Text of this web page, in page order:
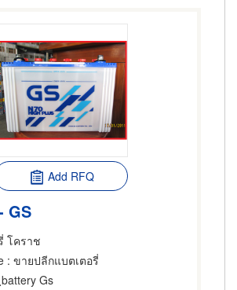
Add RFQ
GS
โคราช
: ขายปลีกแบตเตอรี่
Gs